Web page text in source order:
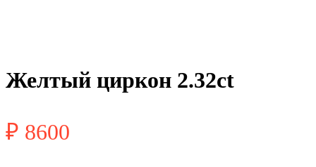
Желтый циркон 2.32ct
₽ 8600